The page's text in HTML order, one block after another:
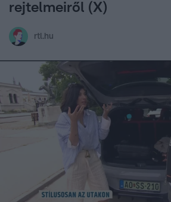
rejtelmeiről (X)
rtl.hu